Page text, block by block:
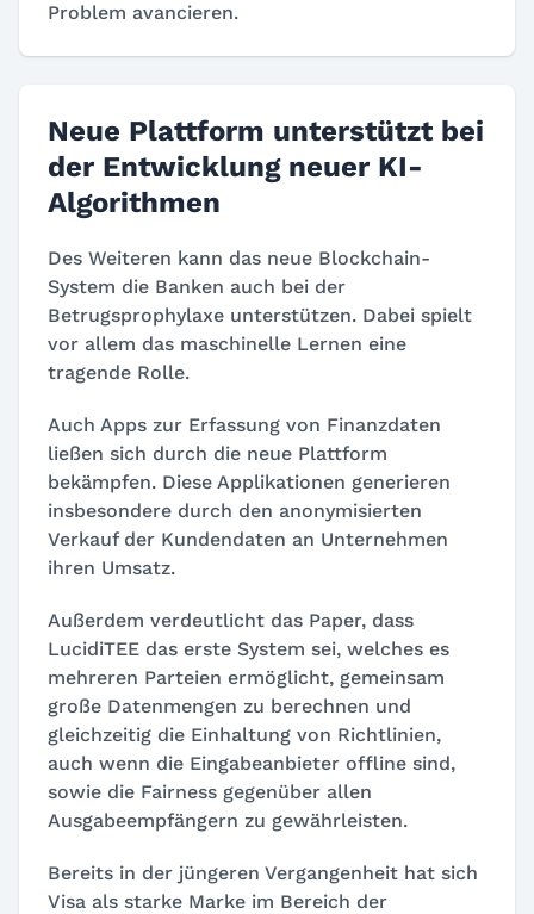
Problem avancieren.
Neue Plattform unterstützt bei
der Entwicklung neuer KI-
Algorithmen
Des Weiteren kann das neue Blockchain-
System die Banken auch bei der
Betrugsprophylaxe unterstützen. Dabei spielt
vor allem das maschinelle Lernen eine
tragende Rolle.
Auch Apps zur Erfassung von Finanzdaten
ließen sich durch die neue Plattform
bekämpfen. Diese Applikationen generieren
insbesondere durch den anonymisierten
Verkauf der Kundendaten an Unternehmen
ihren Umsatz.
Außerdem verdeutlicht das Paper, dass
LucidiTEE das erste System sei, welches es
mehreren Parteien ermöglicht, gemeinsam
große Datenmengen zu berechnen und
gleichzeitig die Einhaltung von Richtlinien,
auch wenn die Eingabeanbieter offline sind,
sowie die Fairness gegenüber allen
Ausgabeempfängern zu gewährleisten.
Bereits in der jüngeren Vergangenheit hat sich
Visa als starke Marke im Bereich der